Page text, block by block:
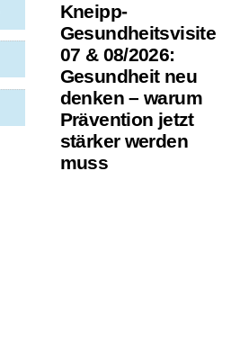
Kneipp-
Gesundheitsvisite
07 & 08/2026:
Gesundheit neu
denken – warum
Prävention jetzt
stärker werden
muss